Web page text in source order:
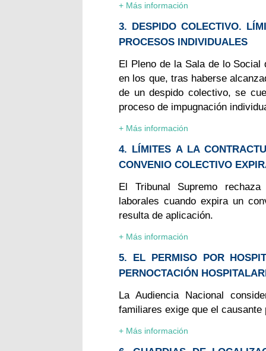
+ Más información
3. DESPIDO COLECTIVO.
PROCESOS INDIVIDUALES
El Pleno de la Sala de lo Social
en los que, tras haberse
de un despido colectivo, se
proceso de impugnación
+ Más información
4. LÍMITES A LA
CONVENIO COLECTIVO
El Tribunal Supremo
laborales cuando expira un
resulta de aplicación.
+ Más información
5. EL PERMISO POR
PERNOCTACIÓN
La Audiencia Nacional
familiares exige que el
+ Más información